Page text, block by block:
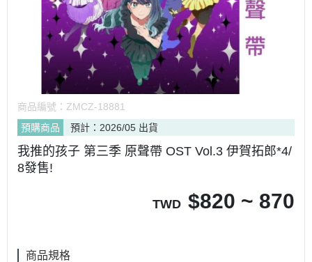
商品編號： ZMCZ-18881
預購商品
預計：2026/05 出貨
我推的孩子 第三季 原聲帶 OST Vol.3 伊賀拓郎*4/
8發售!
TWD $820 ~ 870
商品規格